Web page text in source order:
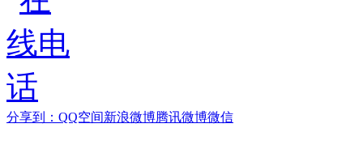
分享到： QQ空间新浪微博腾讯微博微信